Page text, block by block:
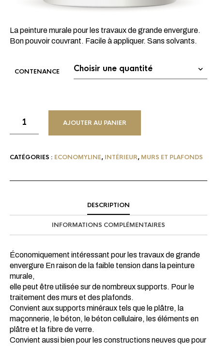
La peinture murale pour les travaux de grande envergure.
Bon pouvoir couvrant. Facile à appliquer. Sans solvants.
CONTENANCE
AJOUTER AU PANIER
CATÉGORIES : ECONOMYLINE, INTÉRIEUR, MURS ET PLAFONDS
DESCRIPTION
INFORMATIONS COMPLÉMENTAIRES
Économiquement intéressant pour les travaux de grande
envergure En raison de la faible tension dans la peinture
murale,
elle peut être utilisée sur de nombreux supports. Pour le
traitement des murs et des plafonds.
Convient aux supports minéraux tels que le plâtre, la
maçonnerie, le béton, le béton cellulaire, les éléments en
plâtre et la fibre de verre.
Convient aussi bien pour les constructions neuves que pour